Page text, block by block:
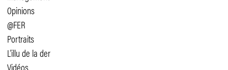
Opinions
@FER
Portraits
L'illu de la der
Vidéos